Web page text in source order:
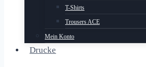
T-Shirts
Trousers ACE
Mein Konto
Drucke